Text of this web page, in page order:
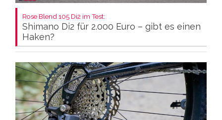
Rose Blend 105 Di2 im Test:
Shimano Di2 für 2.000 Euro – gibt es einen
Haken?